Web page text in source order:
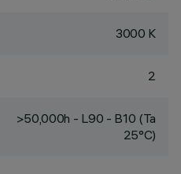
3000 K
2
>50,000h - L90 - B10 (Ta
25°C)